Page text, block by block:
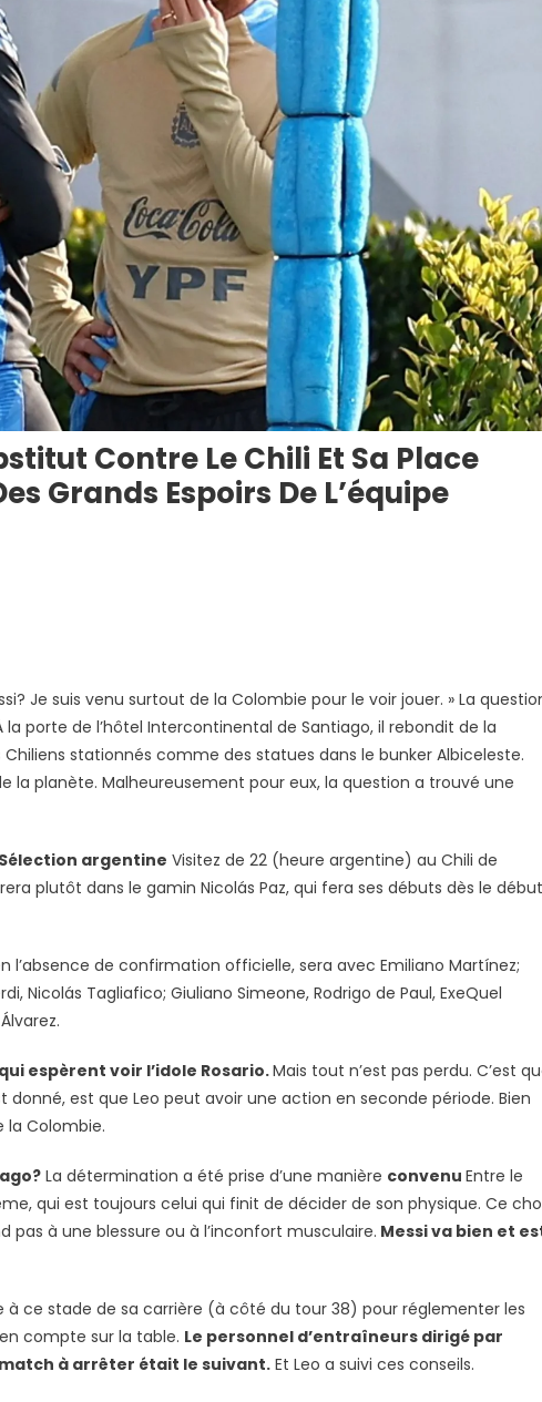
Contre Le Chili Et Sa Place
Grands Espoirs De L’équipe
Je suis venu surtout de la Colombie pour le voir jouer. » La
la porte de l’hôtel Intercontinental de Santiago, il rebondit de la
stationnés comme des statues dans le bunker Albiceleste.
la planète. Malheureusement pour eux, la question a trouvé une
Sélection argentine Visitez de 22 (heure argentine) au Chili de
plutôt dans le gamin Nicolás Paz, qui fera ses débuts dès le début
l’absence de confirmation officielle, sera avec Emiliano Martínez;
Nicolás Tagliafico; Giuliano Simeone, Rodrigo de Paul, ExeQuel
espèrent voir l’idole Rosario.Mais tout n’est pas perdu. C’est
est que Leo peut avoir une action en seconde période. Bien
Colombie.
La détermination a été prise d’une manière convenu Entre le
qui est toujours celui qui finit de décider de son physique. Ce
à une blessure ou à l’inconfort musculaire. Messi va bien et
ce stade de sa carrière (à côté du tour 38) pour réglementer les
compte sur la table. Le personnel d’entraîneurs dirigé par
à arrêter était le suivant. Et Leo a suivi ces conseils.